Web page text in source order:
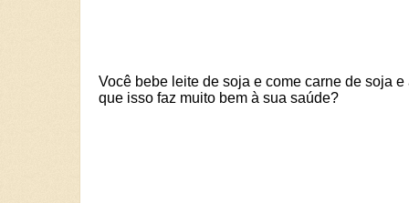
Você bebe leite de soja e come carne de soja e
que isso faz muito bem à sua saúde?